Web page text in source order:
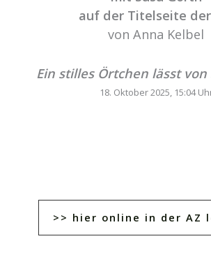
auf der Titelseite der
von Anna Kelbel
Ein stilles Örtchen lässt
18. Oktober 2025, 15:04
>> hier online in der AZ